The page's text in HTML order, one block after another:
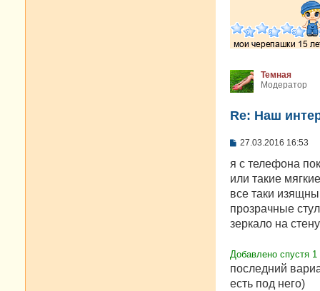
Темная
Модератор
Re: Наш
С
о
щ
е
и
е
27.03.2016 16:53
я с телефона
или такие
все таки
прозрачные
зеркало на стену
Добавлено спустя
последний
есть под него)